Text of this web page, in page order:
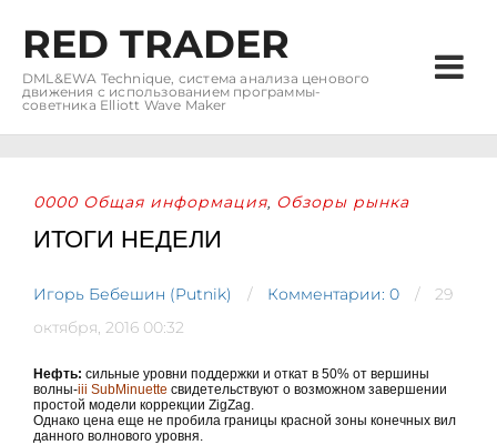
RED TRADER
DML&EWA Technique, система анализа ценового
движения с использованием программы-
советника Elliott Wave Maker
0000 Общая информация, Обзоры рынка
ИТОГИ НЕДЕЛИ
Игорь Бебешин (Putnik) Комментарии: 0
29
октября, 2016 00:32
Нефть: сильные уровни поддержки и откат в 50% от вершины
волны-iii SubMinuette свидетельствуют о возможном завершении
простой модели коррекции ZigZag.
Однако цена еще не пробила границы красной зоны конечных вил
данного волнового уровня.